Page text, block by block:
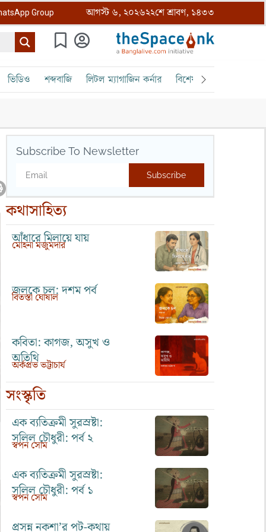
Group আগস্ট ৬, ২০২৬২২শে শ্রাবণ, ১৪৩৩
ভিডিও শব্দবাজি লিটল ম্যাগাজিন কর্নার বিশেষ ক্রোড়পত্র
Subscribe To Newsletter
Subscribe
কথাসাহিত্য
আঁধারে মিলায়ে যায়
মোহনা মজুমদার
জলকে চল: দশম পর্ব
বিতস্তা ঘোষাল
কবিতা: কাগজ, অসুখ ও
অতিথি
অর্কপ্রভ ভট্টাচার্য
সংস্কৃতি
এক ব্যতিক্রমী সুরস্রষ্টা:
সলিল চৌধুরী: পর্ব ২
স্বপন সোম
এক ব্যতিক্রমী সুরস্রষ্টা:
সলিল চৌধুরী: পর্ব ১
স্বপন সোম
প্রসন্ন নকশা’র পট-কথায়